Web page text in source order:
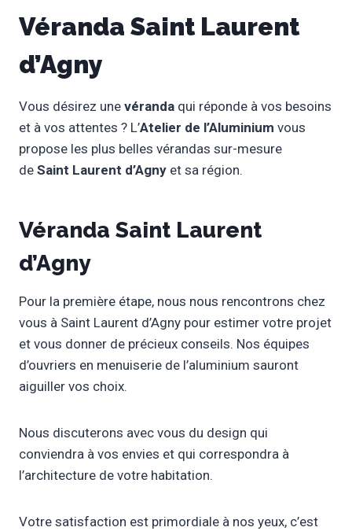
Véranda Saint Laurent
d’Agny
Vous désirez une véranda qui réponde à vos besoins
et à vos attentes ? L’Atelier de l’Aluminium vous
propose les plus belles vérandas sur-mesure
de Saint Laurent d’Agny et sa région.
Véranda Saint Laurent
d’Agny
Pour la première étape, nous nous rencontrons chez
vous à Saint Laurent d’Agny pour estimer votre projet
et vous donner de précieux conseils. Nos équipes
d’ouvriers en menuiserie de l’aluminium sauront
aiguiller vos choix.
Nous discuterons avec vous du design qui
conviendra à vos envies et qui correspondra à
l’architecture de votre habitation.
Votre satisfaction est primordiale à nos yeux, c’est